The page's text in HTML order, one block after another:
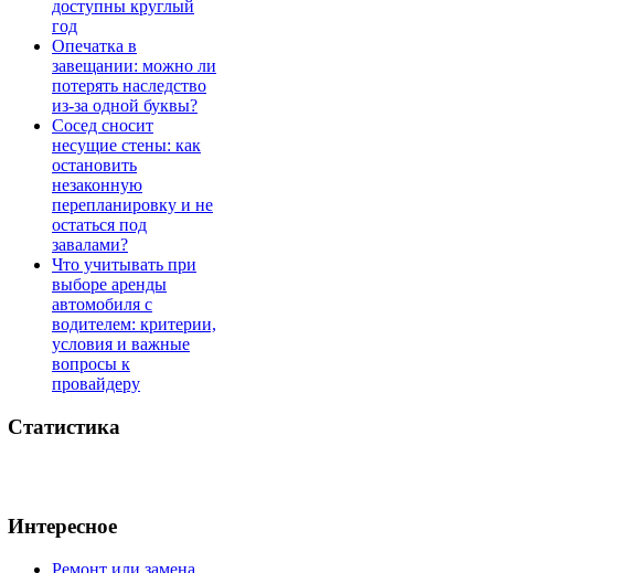
доступны круглый
год
Опечатка в
завещании: можно ли
потерять наследство
из-за одной буквы?
Сосед сносит
несущие стены: как
остановить
незаконную
перепланировку и не
остаться под
завалами?
Что учитывать при
выборе аренды
автомобиля с
водителем: критерии,
условия и важные
вопросы к
провайдеру
Статистика
Интересное